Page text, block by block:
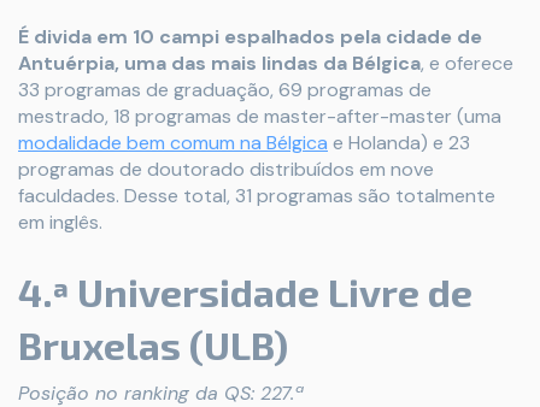
É divida em 10 campi espalhados pela cidade de
Antuérpia, uma das mais lindas da Bélgica, e oferece
33 programas de graduação, 69 programas de
mestrado, 18 programas de master-after-master (uma
modalidade bem comum na Bélgica e Holanda) e 23
programas de doutorado distribuídos em nove
faculdades. Desse total, 31 programas são totalmente
em inglês.
4.ª Universidade Livre de
Bruxelas (ULB)
Posição no ranking da QS: 227.ª